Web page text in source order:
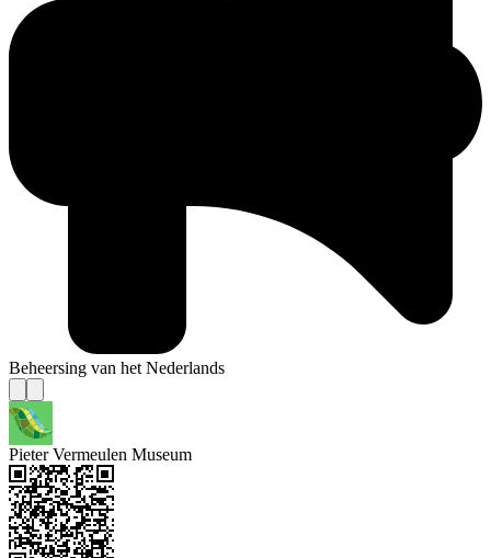
Beheersing van het Nederlands
Pieter Vermeulen Museum